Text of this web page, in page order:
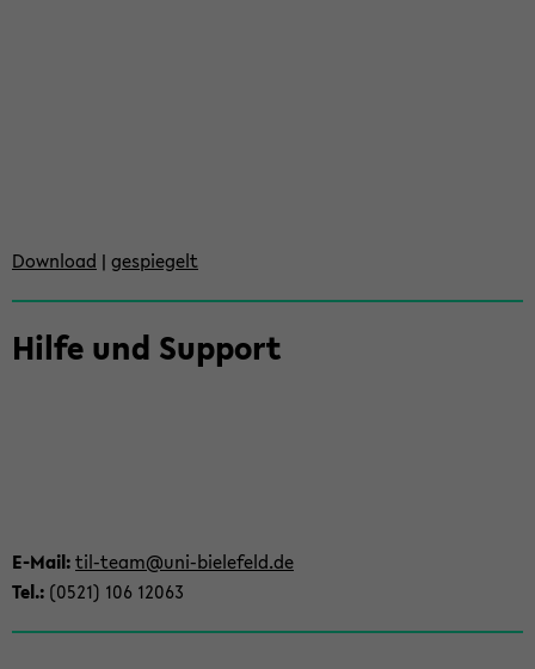
Down­load | ge­spie­gelt
Hilfe und Sup­port
E-​Mail:til-​team@uni-​bielefeld.de
Tel.: (0521) 106 12063